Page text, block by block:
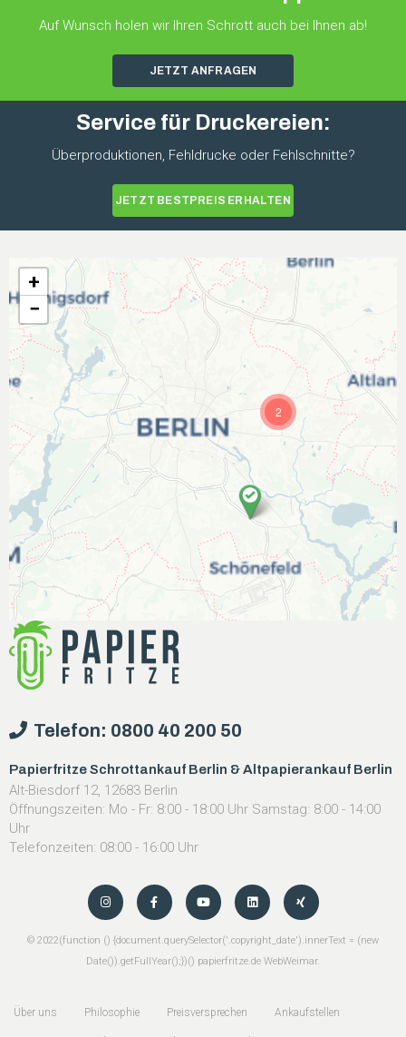
Auf Wunsch holen wir Ihren Schrott auch bei Ihnen ab!
JETZT ANFRAGEN
Service für Druckereien:
Überproduktionen, Fehldrucke oder Fehlschnitte?
JETZT BESTPREIS ERHALTEN
Telefon: 0800 40 200 50
Papierfritze Schrottankauf Berlin & Altpapierankauf Berlin
Alt-Biesdorf 12, 12683 Berlin
Öffnungszeiten: Mo - Fr: 8:00 - 18:00 Uhr Samstag: 8:00 - 14:00
Uhr
Telefonzeiten: 08:00 - 16:00 Uhr
© 2022(function () {document.querySelector('.copyright_date').innerText = (new
Date()).getFullYear();})() papierfritze.de WebWeimar.
2
+
−
Über uns Philosophie Preisversprechen Ankaufstellen